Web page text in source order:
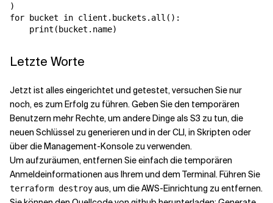
)
for bucket in client.buckets.all():
Letzte Worte
Jetzt ist alles eingerichtet und getestet, versuchen Sie nur
noch, es zum Erfolg zu führen. Geben Sie den temporären
Benutzern mehr Rechte, um andere Dinge als S3 zu tun, die
neuen Schlüssel zu generieren und in der CLI, in Skripten oder
über die Management-Konsole zu verwenden.
Um aufzuräumen, entfernen Sie einfach die temporären
Anmeldeinformationen aus Ihrem und dem Terminal. Führen Sie
terraform destroyaus, um die AWS-Einrichtung zu entfernen.